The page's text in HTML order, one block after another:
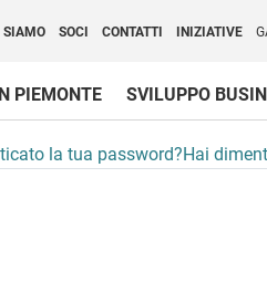
Kingdom)
SIAMO SOCI CONTATTI INIZIATIVE
PIEMONTE SVILUPPO
la tua password?Hai